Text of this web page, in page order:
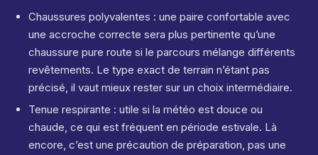
Chaussures polyvalentes : une paire confortable avec
une accroche correcte sera plus pertinente qu’une
chaussure pure route si le parcours mélange différents
revêtements. Le type exact de terrain n’étant pas
précisé, il vaut mieux rester sur un choix intermédiaire.
Tenue respirante : utile si la météo est douce ou
chaude, ce qui est fréquent en période estivale. Là
encore, c’est une précaution de préparation, pas une